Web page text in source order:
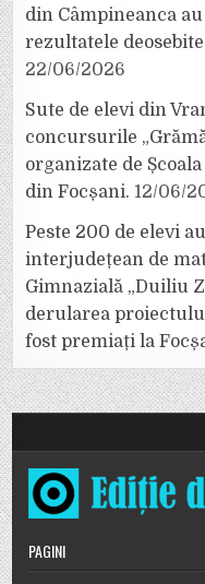
din Câmpineanca
rezultatele
22/06/2026
Sute de elevi din
concursurile
organizate de
din Focșani. 12/06/
Peste 200 de elevi
interjudețean de
Gimnazială „Duiliu
derularea
fost premiați la
PAGINI